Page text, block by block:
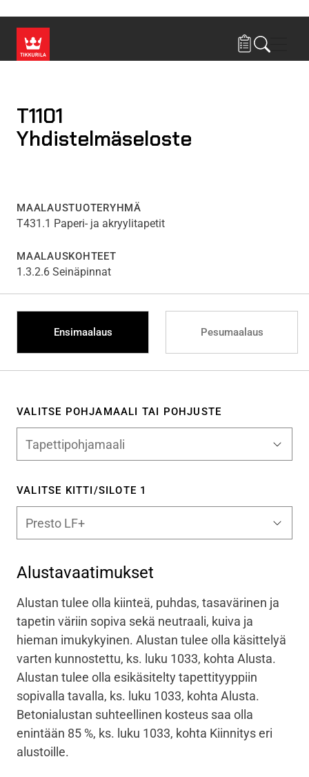
T1101
Yhdistelmäseloste
MAALAUSTUOTERYHMÄ
T431.1 Paperi- ja akryylitapetit
MAALAUSKOHTEET
1.3.2.6 Seinäpinnat
Ensimaalaus Pesumaalaus
VALITSE POHJAMAALI TAI POHJUSTE
VALITSE KITTI/SILOTE 1
Alustavaatimukset
Alustan tulee olla kiinteä, puhdas, tasavärinen ja
tapetin väriin sopiva sekä neutraali, kuiva ja
hieman imukykyinen. Alustan tulee olla käsittelyä
varten kunnostettu, ks. luku 1033, kohta Alusta.
Alustan tulee olla esikäsitelty tapettityyppiin
sopivalla tavalla, ks. luku 1033, kohta Alusta.
Betonialustan suhteellinen kosteus saa olla
enintään 85 %, ks. luku 1033, kohta Kiinnitys eri
alustoille.